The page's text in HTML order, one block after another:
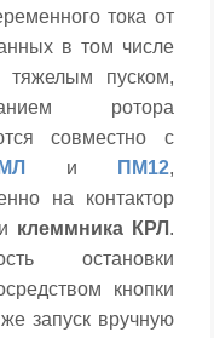
тока от
в том числе
пуском,
ротора
совместно с
и ПМ12,
на контактор
клеммника КРЛ .
остановки
кнопки
запуск вручную